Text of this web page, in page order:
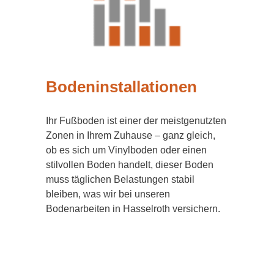
Bodeninstallationen
Ihr Fußboden ist einer der meistgenutzten
Zonen in Ihrem Zuhause – ganz gleich,
ob es sich um Vinylboden oder einen
stilvollen Boden handelt, dieser Boden
muss täglichen Belastungen stabil
bleiben, was wir bei unseren
Bodenarbeiten in Hasselroth versichern.